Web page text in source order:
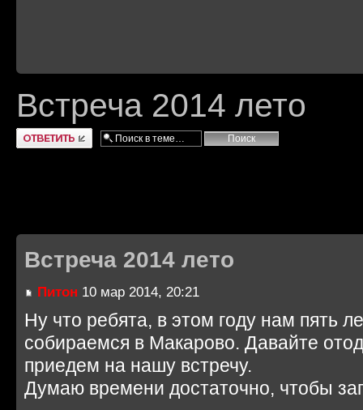
Встреча 2014 лето
Ответить
Встреча 2014 лето
Питон 10 мар 2014, 20:21
Ну что ребята, в этом году нам пять
собираемся в Макарово. Давайте
приедем на нашу встречу.
Думаю времени достаточно, чтобы